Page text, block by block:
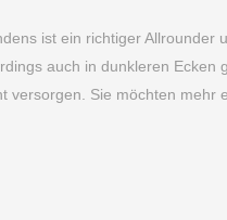
ist ein richtiger Allrounder
auch in dunkleren Ecken
Sie möchten mehr